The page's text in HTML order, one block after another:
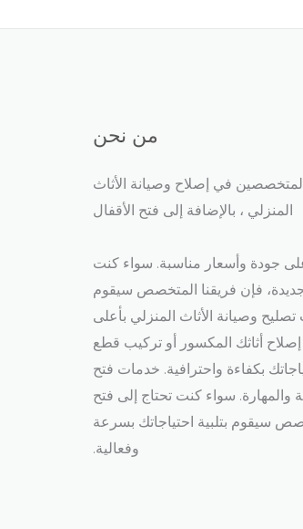
من نحن
في إصلاح وصيانة الأثاث
المنزلي ، بالإضافة إلى فتح الأقفال​
جودة وأسعار مناسبة. سواء كنت
فإن فريقنا المتخصص سيقوم
تصليح وصيانة الأثاث المنزلي بأعلى
أثاثك المكسور أو تركيب قطع
بكفاءة واحترافية. خدمات فتح
سواء كنت تحتاج إلى فتح
سيقوم بتلبية احتياجاتك بسرعة
وفعالية.